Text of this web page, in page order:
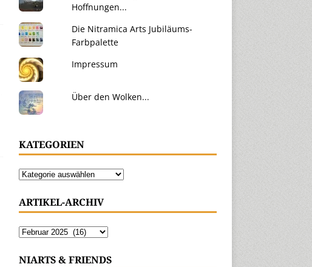
Hoffnungen...
Die Nitramica Arts Jubiläums-
Farbpalette
Impressum
Über den Wolken...
KATEGORIEN
ARTIKEL-ARCHIV
NIARTS & FRIENDS